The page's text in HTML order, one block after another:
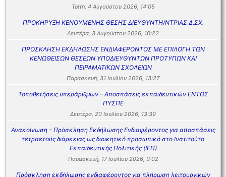
Τρίτη, 4 Αυγούστου 2026, 14:05
ΠΡΟΚΗΡΥΞΗ ΚΕΝΟΥΜΕΝΗΣ ΘΕΣΗΣ ΔΙΕΥΘΥΝΤΗ/ΝΤΡΙΑΣ Δ.ΣΧ.
Δευτέρα, 3 Αυγούστου 2026, 10:22
ΠΡΟΣΚΛΗΣΗ ΕΚΔΗΛΩΣΗΣ ΕΝΔΙΑΦΕΡΟΝΤΟΣ ΜΕ ΕΠΙΛΟΓΗ ΤΩΝ
ΚΕΝΩΘΕΙΣΩΝ ΘΕΣΕΩΝ ΥΠΟΔΙΕΥΘΥΝΤΩΝ ΠΡΟΤΥΠΩΝ ΚΑΙ
ΠΕΙΡΑΜΑΤΙΚΩΝ ΣΧΟΛΕΙΩΝ
Παρασκευή, 31 Ιουλίου 2026, 13:27
Τοποθετήσεις υπεράριθμων – Αποσπάσεις εκπαιδευτικών ΕΝΤΟΣ
ΠΥΣΠΕ
Δευτέρα, 20 Ιουλίου 2026, 13:39
Ανακοίνωση – Πρόσκληση Εκδήλωσης Ενδιαφέροντος για αποσπάσεις
τετραετούς διάρκειας ως διοικητικό προσωπικό στο Ινστιτούτο
Εκπαιδευτικής Πολιτικής (ΙΕΠ)
Παρασκευή, 17 Ιουλίου 2026, 9:02
Πρόσκληση εκδήλωσης ενδιαφέροντος για πλήρωση λειτουργικών